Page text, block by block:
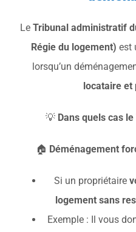
Le Tribunal administratif
Régie du logement) est
lorsqu’un
locataire et
💡 Dans quels cas
🏠 Déménagement
Si un propriétaire
logement sans
Exemple : Il vous